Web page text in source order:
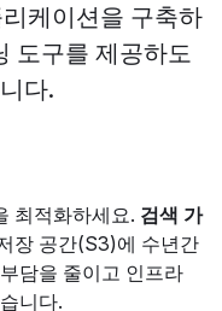
케이션을 구축하
도구를 제공하도
다.
최적화하세요. 검색 가
장 공간(S3)에 수년간
담을 줄이고 인프라
니다.